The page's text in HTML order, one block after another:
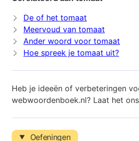
De of het tomaat
Meervoud van tomaat
Ander woord voor tomaat
Hoe spreek je tomaat uit?
Heb je ideeën of verbeteringen
webwoordenboek.nl? Laat het
Oefeningen